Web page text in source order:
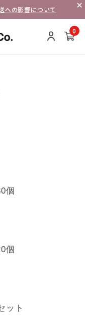
への影響について
0
個
個
ット